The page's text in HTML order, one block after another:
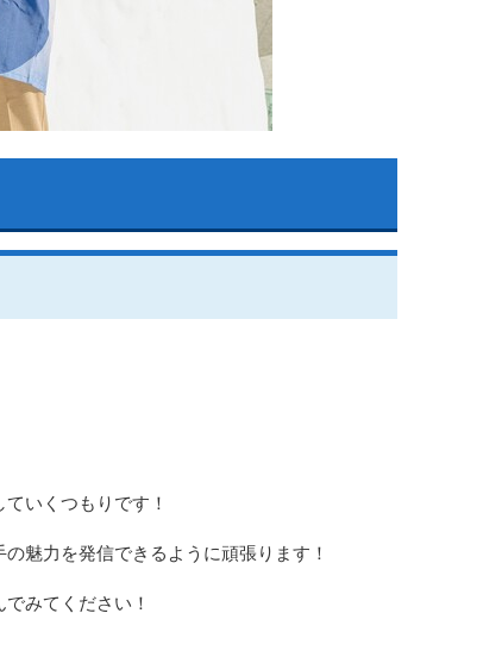
いくつもりです！
魅力を発信できるように頑張ります！
みてください！